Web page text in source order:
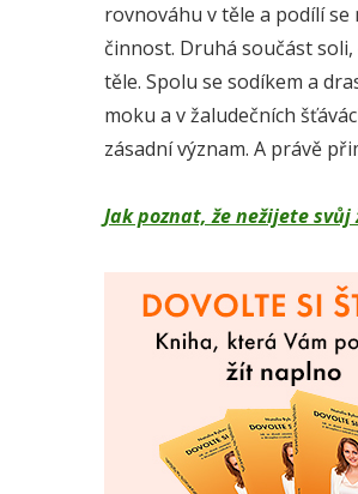
rovnováhu v těle a podílí
činnost. Druhá součást
těle. Spolu se sodíkem a
moku a v žaludečních
zásadní význam. A právě
Jak poznat, že nežijete svůj